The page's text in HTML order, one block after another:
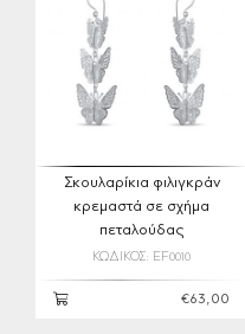
Σκουλαρίκια φιλιγκράν
κρεμαστά σε σχήμα
πεταλούδας
ΚΩΔΙΚΟΣ: EF0010
€63,00